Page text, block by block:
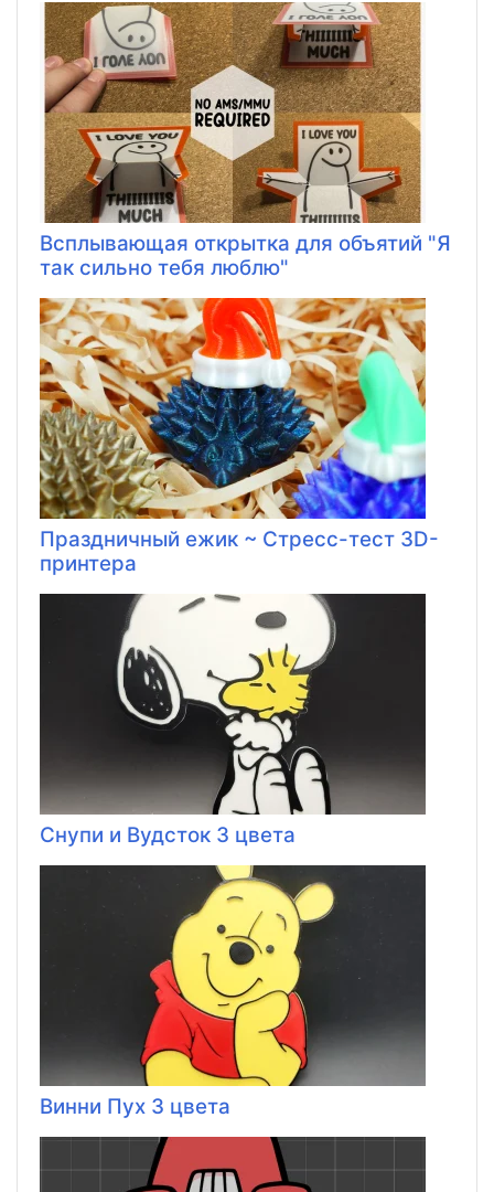
Всплывающая открытка для объятий "Я
так сильно тебя люблю"
Праздничный ежик ~ Стресс-тест 3D-
принтера
Снупи и Вудсток 3 цвета
Винни Пух 3 цвета